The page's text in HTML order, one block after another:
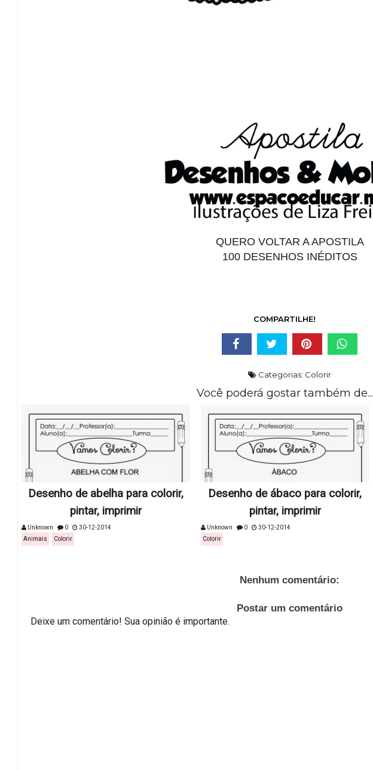
QUERO VOLTAR A APOSTILA
100 DESENHOS INÉDITOS
COMPARTILHE!
Categorias: Colorir
Você poderá gostar também de...
Desenho de abelha para colorir,
pintar, imprimir
Unknown 0
30-12-2014
Animais
Colorir
Desenho de ábaco para colorir,
pintar, imprimir
Unknown 0
30-12-2014
Colorir
Nenhum comentário:
Postar um comentário
Deixe um comentário! Sua opinião é importante.